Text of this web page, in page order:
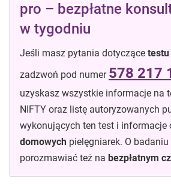
pro – bezpłatne
w tygodniu
Jeśli masz pytania dotyczące testu
zadzwoń pod numer 578 217
uzyskasz wszystkie informacje na
NIFTY oraz listę autoryzowanych
wykonujących ten test i informacje
domowych pielęgniarek. O
porozmawiać też na bezpłatnym